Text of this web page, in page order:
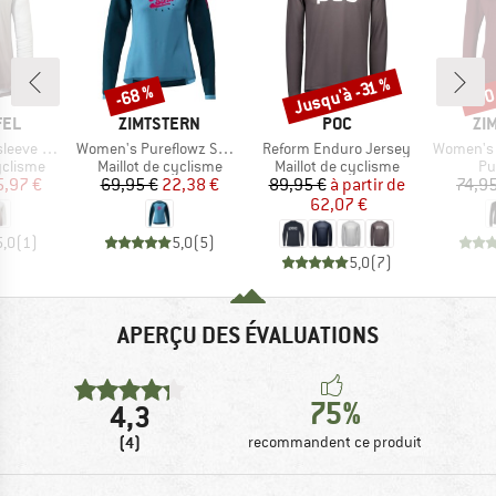
Koitere
réduit
€
(1)
MARQUE
ZIMTSTERN
Article
Women's Pureflowz Shirt L/S
Product group
Maillot de cyclisme
Prix
69,95 €Prix réduit
22,38 €
5,0(5)
Remise
-68 %
MARQUE
POC
Article
Reform Enduro Jersey
Product group
Maillot de cyclisme
Prix
89,95 € Prix réduit
à partir de
62,07 €
5,0(7)
Remise
Jusqu'à -31 %
Article
-
APERÇU DES ÉVALUATIONS
4,3
(4)
75%
recommandent ce produit